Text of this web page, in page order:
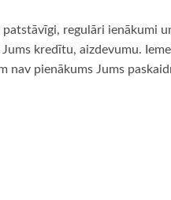
regulāri ienākumi
kredītu, aizdevumu.
nav pienākums Jums